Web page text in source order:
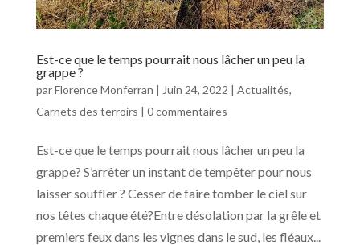
Est-ce que le temps pourrait nous lâcher un peu la
grappe ?
parFlorence Monferran | Juin 24, 2022 | Actualités,
Carnets des terroirs | 0 commentaires
Est-ce que le temps pourrait nous lâcher un peu la
grappe? S’arrêter un instant de tempêter pour nous
laisser souffler ? Cesser de faire tomber le ciel sur
nos têtes chaque été?Entre désolation par la grêle et
premiers feux dans les vignes dans le sud, les fléaux...